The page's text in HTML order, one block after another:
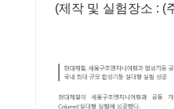
(제작 및 실험장소 : (